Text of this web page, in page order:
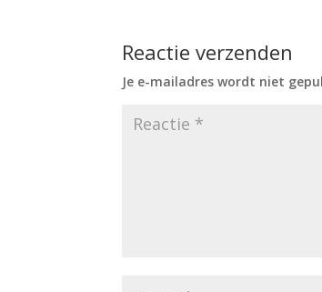
Reactie verzenden
Je e-mailadres wordt niet